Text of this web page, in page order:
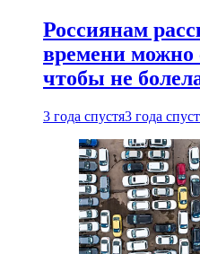
Россиянам
времени можно
чтобы не
3 года спустя3 года